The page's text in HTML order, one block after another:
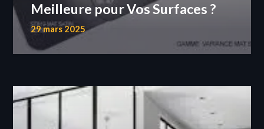
Meilleure pour Vos Surfaces ?
29 mars 2025